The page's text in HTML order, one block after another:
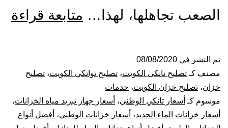
الصعب تجاهلها، لهذا… متابعة قراءة
تم النشر في 08/08/2020
مصنف كـ تصليح تانكى الكويت، تصليح توانكي الكويت، تصليح
خزان، تصليح خزان الكويت، خدمات
موسوم كـ أسعار تانكي الوطني، أسعار جهاز تبريد مياه الخزانات،
أسعار خزانات الماء الحديد، أسعار خزانات الوطني، أفضل أنواع